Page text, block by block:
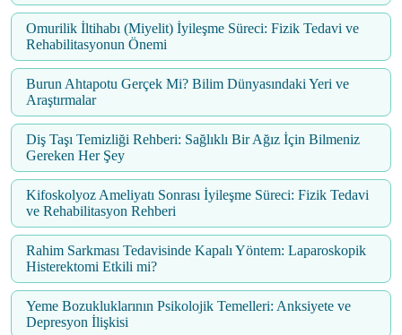
Omurilik İltihabı (Miyelit) İyileşme Süreci: Fizik Tedavi ve
Rehabilitasyonun Önemi
Burun Ahtapotu Gerçek Mi? Bilim Dünyasındaki Yeri ve
Araştırmalar
Diş Taşı Temizliği Rehberi: Sağlıklı Bir Ağız İçin Bilmeniz
Gereken Her Şey
Kifoskolyoz Ameliyatı Sonrası İyileşme Süreci: Fizik Tedavi
ve Rehabilitasyon Rehberi
Rahim Sarkması Tedavisinde Kapalı Yöntem: Laparoskopik
Histerektomi Etkili mi?
Yeme Bozukluklarının Psikolojik Temelleri: Anksiyete ve
Depresyon İlişkisi